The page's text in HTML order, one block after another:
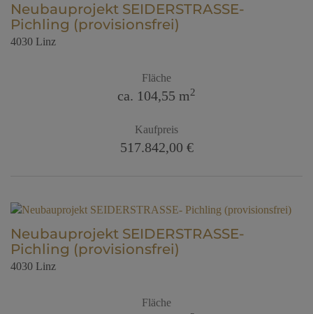
Neubauprojekt SEIDERSTRASSE-
Pichling (provisionsfrei)
4030 Linz
Fläche
ca. 104,55 m2
Kaufpreis
517.842,00 €
Neubauprojekt SEIDERSTRASSE-
Pichling (provisionsfrei)
4030 Linz
Fläche